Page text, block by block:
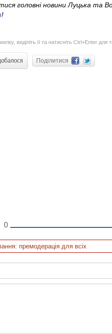
головні новини Луцька та
!
виділіть її та натисніть Ctrl+Enter для
Поділитися
0
премодерація для всіх